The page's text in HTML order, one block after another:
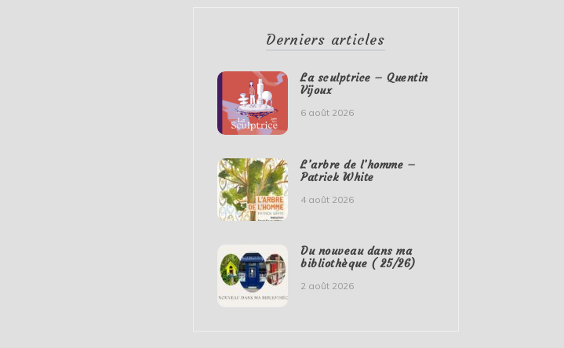
Derniers articles
La sculptrice – Quentin
Vijoux
6 août 2026
L’arbre de l’homme –
Patrick White
4 août 2026
Du nouveau dans ma
bibliothèque ( 25/26)
2 août 2026